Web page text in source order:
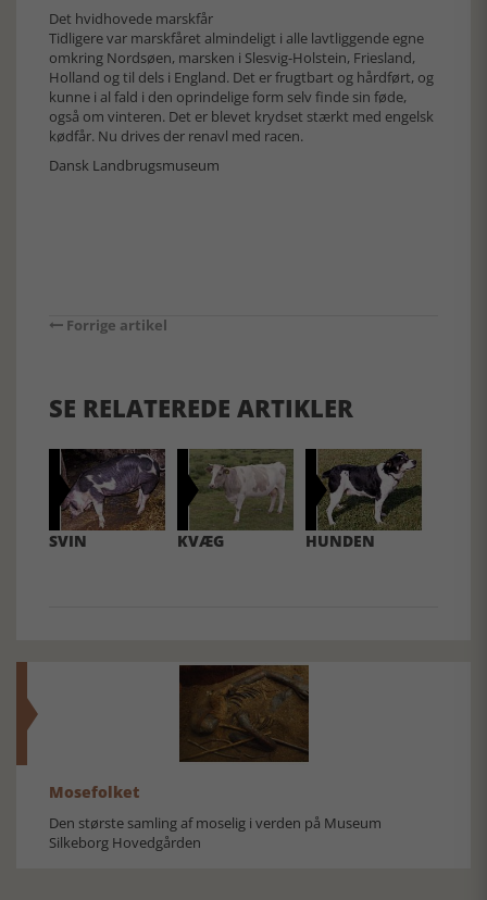
Det hvidhovede marskfår
Tidligere var marskfåret almindeligt i alle lavtliggende egne
omkring Nordsøen, marsken i Slesvig-Holstein, Friesland,
Holland og til dels i England. Det er frugtbart og hårdført, og
kunne i al fald i den oprindelige form selv finde sin føde,
også om vinteren. Det er blevet krydset stærkt med engelsk
kødfår. Nu drives der renavl med racen.
Dansk Landbrugsmuseum
Forrige artikel
SE RELATEREDE ARTIKLER
SVIN KVÆG HUNDEN
Mosefolket
Den største samling af moselig i verden på Museum
Silkeborg Hovedgården